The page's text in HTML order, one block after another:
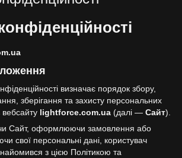
визначає порядок збору,
зберігання та захисту персональних
вебсайту lightforce.com.ua (далі — Сайт).
Сайт, оформлюючи замовлення або
свої персональні дані, користувач
з цією Політикою та